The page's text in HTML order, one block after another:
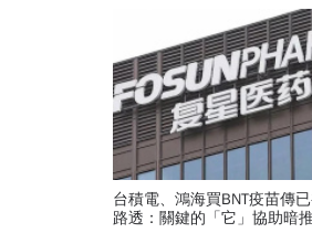
台積電、鴻海買BNT疫苗傳
路透：關鍵的「它」協助暗